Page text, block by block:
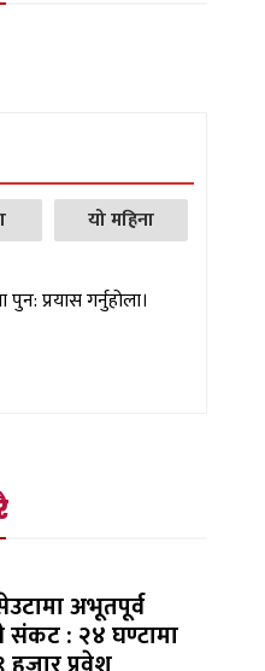
यो महिना
पुन: प्रयास गर्नुहोला।
अभूतपूर्व
संकट : २४ घण्टामा